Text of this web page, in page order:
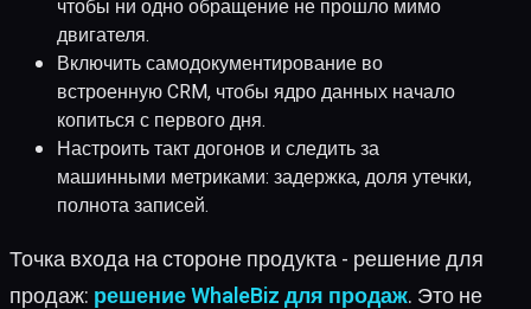
чтобы ни одно обращение не прошло мимо
двигателя.
Включить самодокументирование во
встроенную CRM, чтобы ядро данных начало
копиться с первого дня.
Настроить такт догонов и следить за
машинными метриками: задержка, доля утечки,
полнота записей.
Точка входа на стороне продукта - решение для
продаж: решение WhaleBiz для продаж. Это не